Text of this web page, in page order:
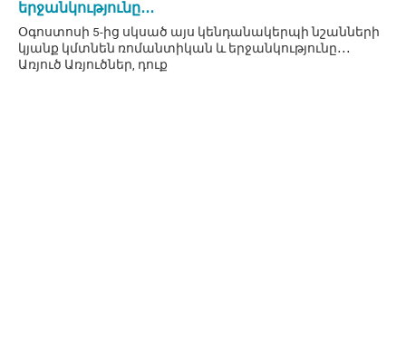
երջանկությունը․․․
Օգոստոսի 5-ից սկսած այս կենդանակերպի նշանների
կյանք կմտնեն ռոմանտիկան և երջանկությունը․․․
Առյուծ Առյուծներ, դուք